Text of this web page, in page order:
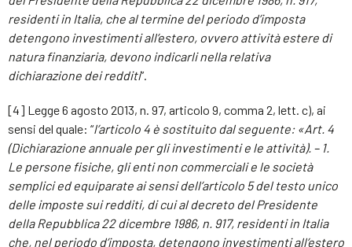
residenti in Italia, che al termine del periodo d’imposta
detengono investimenti all’estero, ovvero attività estere di
natura finanziaria, devono indicarli nella relativa
dichiarazione dei redditi”.
[4] Legge 6 agosto 2013, n. 97, articolo 9, comma 2, lett. c), ai
sensi del quale: “l’articolo 4 è sostituito dal seguente: «Art. 4
(Dichiarazione annuale per gli investimenti e le attività). – 1.
Le persone fisiche, gli enti non commerciali e le società
semplici ed equiparate ai sensi dell’articolo 5 del testo unico
delle imposte sui redditi, di cui al decreto del Presidente
della Repubblica 22 dicembre 1986, n. 917, residenti in Italia
che, nel periodo d’imposta, detengono investimenti all’estero